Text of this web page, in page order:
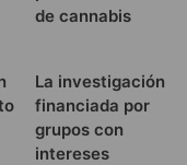
de cannabis
La investigación
financiada por
grupos con
intereses